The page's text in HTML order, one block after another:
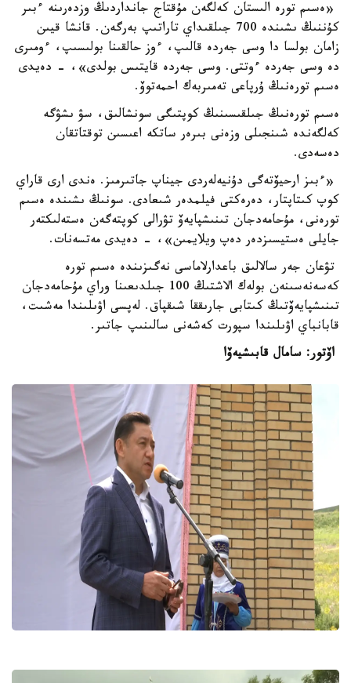
«ەسىم تورە الىستان كەلگەن مۇقتاج جانداردىڭ وزدەرىنە ءبىر
كۇننىڭ ىشىندە 700 جىلقىداي تاراتىپ بەرگەن. قانشا قيىن
زامان بولسا دا وسى جەردە قالىپ، ءوز حالقىنا بولىسىپ، ءومىرى
دە وسى جەردە ءوتتى. وسى جەردە قايتىس بولدى»، - دەيدى
ەسىم تورەنىڭ ۇرپاعى تەمىربەك احمەتوۆ.
ەسىم تورەنىڭ جىلقىسىنىڭ كوپتىگى سونشالىق، سۋ ىشۋگە
كەلگەندە شىنجىلى وزەنى بىرەر ساتكە اعىسىن توقتاتقان
دەسەدى.
«ءبىز ارحيۆتەگى دۇنيەلەردى جيناپ جاتىرمىز. ەندى ارى قاراي
كوپ كىتاپتار، دەرەكتى فيلمدەر شىعادى. سونىڭ ىشىندە ەسىم
تورەنى، مۇحامەدجان تىنىشپايەۆ تۋرالى كوپتەگەن ەستەلىكتەر
جايلى ەستيسىزدەر دەپ ويلايمىن»، - دەيدى مەتسەنات.
تۋعان جەر سالالىق باعدارلاماسى نەگىزىندە ەسىم تورە
كەسەنەسىنەن بولەك الاشتىڭ 100 جىلدىعىنا وراي مۇحامەدجان
تىنىشپايەۆتىڭ كىتابى جارىققا شىقپاق. لەپسى اۋىلىندا مەشىت،
قابانباي اۋىلىندا سپورت كەشەنى سالىنىپ جاتىر.
اۆتور: سامال قابىشيەۆا